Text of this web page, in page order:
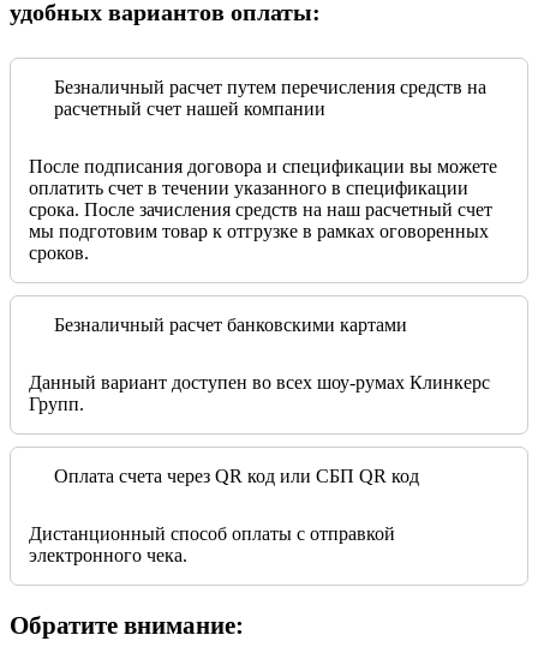
удобных вариантов оплаты:
Безналичный расчет путем перечисления средств на
расчетный счет нашей компании
После подписания договора и спецификации вы можете
оплатить счет в течении указанного в спецификации
срока. После зачисления средств на наш расчетный счет
мы подготовим товар к отгрузке в рамках оговоренных
сроков.
Безналичный расчет банковскими картами
Данный вариант доступен во всех шоу-румах Клинкерс
Групп.
Оплата счета через QR код или СБП QR код
Дистанционный способ оплаты с отправкой
электронного чека.
Обратите внимание: